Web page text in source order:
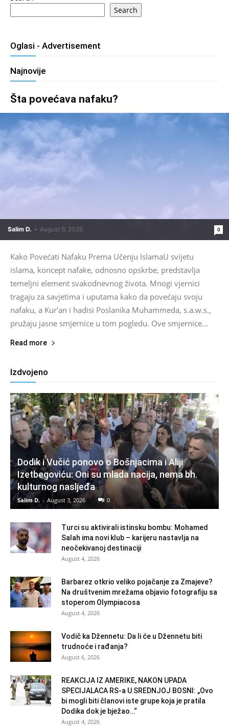
Search
Oglasi - Advertisement
Najnovije
Šta povećava nafaku?
Salim D. - August 6, 2026 0
Kako Povećati Nafaku Prema Učenju IslamaU svijetu
islama, koncept nafake, odnosno opskrbe, predstavlja
temeljni element svakodnevnog života. Mnogi vjernici
tragaju za savjetima i uputama kako da povećaju svoju
nafaku, a Kur'an i hadisi Poslanika Muhammeda, s.a.w.s.,
pružaju jasne smjernice u tom pogledu. Ove smjernice...
Read more
Izdvojeno
Dodik i Vučić ponovo o Bošnjacima i Aliji
Izetbegoviću: Oni su mlada nacija, nema bh.
kulturnog nasljeđa
Salim D. - August 3, 2026 0
Turci su aktivirali istinsku bombu: Mohamed
Salah ima novi klub – karijeru nastavlja na
neočekivanoj destinaciji
August 4, 2026
Barbarez otkrio veliko pojačanje za Zmajeve?
Na društvenim mrežama objavio fotografiju sa
stoperom Olympiacosa
August 4, 2026
Vodič ka Džennetu: Da li će u Džennetu biti
trudnoće i rađanja?
August 6, 2026
REAKCIJA IZ AMERIKE, NAKON UPADA
SPECIJALACA RS-a U SREDNJOJ BOSNI: „Ovo
bi mogli biti članovi iste grupe koja je pratila
Dodika dok je bježao…“
August 4, 2026